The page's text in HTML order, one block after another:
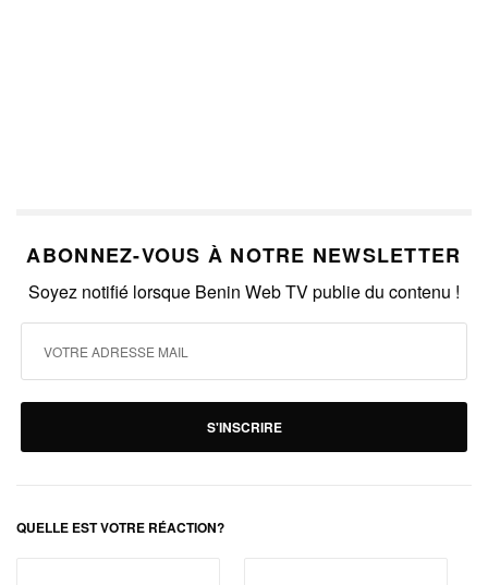
ABONNEZ-VOUS À NOTRE NEWSLETTER
Soyez notifié lorsque Benin Web TV publie du contenu !
S'INSCRIRE
QUELLE EST VOTRE RÉACTION?